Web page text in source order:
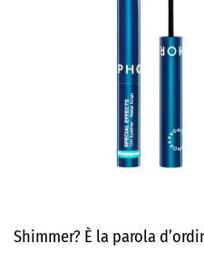
Shimmer? È la parola